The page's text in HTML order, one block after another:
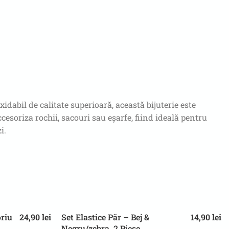
de calitate superioară, această bijuterie este
rochii, sacouri sau eșarfe, fiind ideală pentru
24,90lei
Set Elastice Păr – Bej &
14,90lei